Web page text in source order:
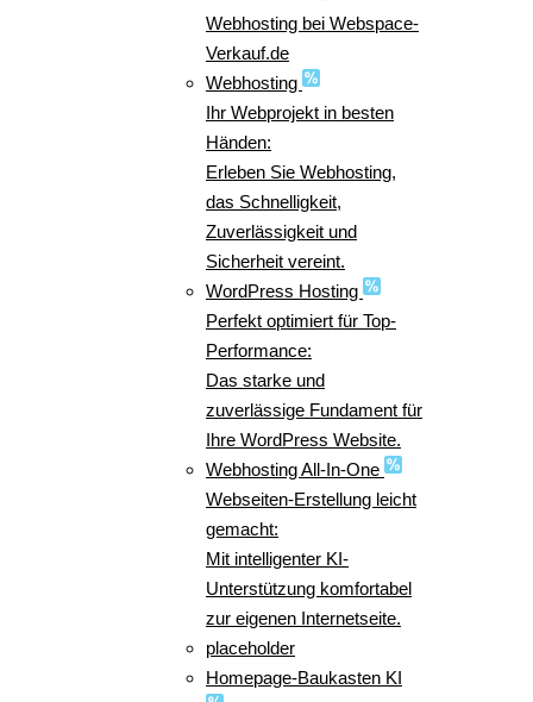
Webhosting bei Webspace-
Verkauf.de
Webhosting
Ihr Webprojekt in besten
Händen:
Erleben Sie Webhosting,
das Schnelligkeit,
Zuverlässigkeit und
Sicherheit vereint.
WordPress Hosting
Perfekt optimiert für Top-
Performance:
Das starke und
zuverlässige Fundament für
Ihre WordPress Website.
Webhosting All-In-One
Webseiten-Erstellung leicht
gemacht:
Mit intelligenter KI-
Unterstützung komfortabel
zur eigenen Internetseite.
placeholder
Homepage-Baukasten KI